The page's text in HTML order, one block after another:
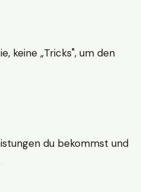
keine „Tricks", um den
du bekommst und